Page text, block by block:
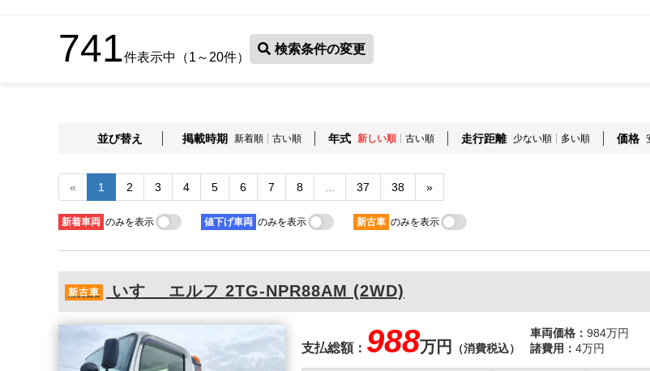
741件表示中（1～20件）
検索条件の変更
並び替え 掲載時期 新着順 古い順 年式 新しい順 古い順 走行距離 少ない順 多い順 価格
« 1 2 3 4 5 6 7 8 37 38 »
新着車両 のみを表示 値下げ車両 のみを表示 新古車 のみを表示
新古車 いすゞ エルフ 2TG-NPR88AM (2WD)
支払総額： 988万円 （消費税込）
車両価格： 984万円
諸費用： 4万円